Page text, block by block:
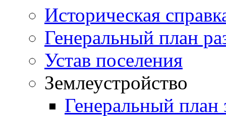
Историческая
Генеральный план
Устав поселения
Землеустройство
Генеральный план